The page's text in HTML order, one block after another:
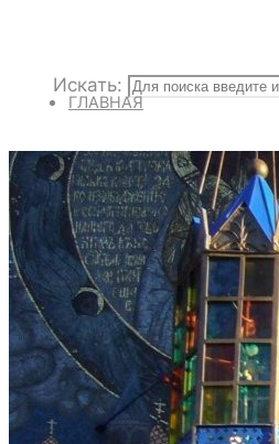
Искать:
ГЛАВНАЯ
О СОБОРЕ
ИСТОРИЯ СОБОРА
ИСТОРИЯ
ПОЛОЖЕНИЕ
ВНЕШНИЙ ВИД